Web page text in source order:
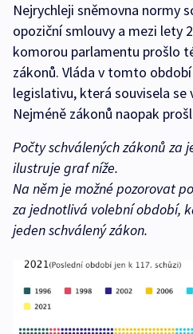
Nejrychleji sněmovna normy
opoziční smlouvy a mezi lety
komorou parlamentu prošlo
zákonů. Vláda v tomto
legislativu, která souvisela se
Nejméně zákonů naopak
Počty schválených zákonů za
ilustruje graf níže.
Na něm je možné pozorovat
za jednotlivá volební období,
jeden schválený zákon.